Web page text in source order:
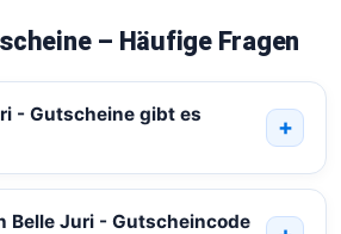
– Häufige Fragen
- Gutscheine gibt es
Belle Juri - Gutscheincode